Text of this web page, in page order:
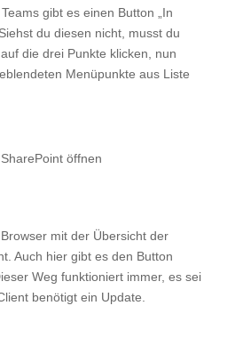
Teams gibt es einen Button „In
du diesen nicht, musst du
die drei Punkte klicken, nun
Menüpunkte aus Liste
mit der Übersicht der
Auch hier gibt es den Button
Weg funktioniert immer, es sei
benötigt ein Update.